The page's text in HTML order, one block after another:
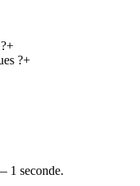
+
?+
1 seconde.